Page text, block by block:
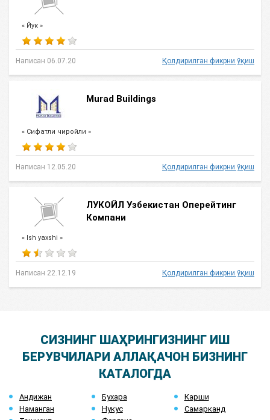
« Йук »
Написан 06.07.20 Қолдирилган фикрни ўқиш
Murad Buildings
« Сифатли чиройли »
Написан 12.05.20 Қолдирилган фикрни ўқиш
ЛУКОЙЛ Узбекистан Оперейтинг
Компани
« Ish yaxshi »
Написан 22.12.19 Қолдирилган фикрни ўқиш
СИЗНИНГ ШАҲРИНГИЗНИНГ ИШ
БЕРУВЧИЛАРИ АЛЛАҚАЧОН БИЗНИНГ
КАТАЛОГДА
Андижан Бухара
Карши
Наманган
Нукус
Самарканд